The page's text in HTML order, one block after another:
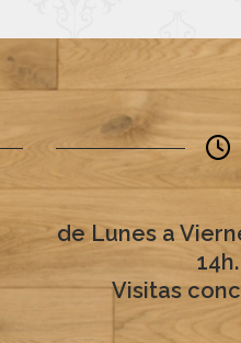
de Lunes a
14h.
Visitas